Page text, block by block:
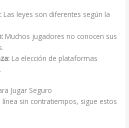
Las leyes son diferentes según la
Muchos jugadores no conocen sus
La elección de plataformas
Jugar Seguro
sin contratiempos, sigue estos